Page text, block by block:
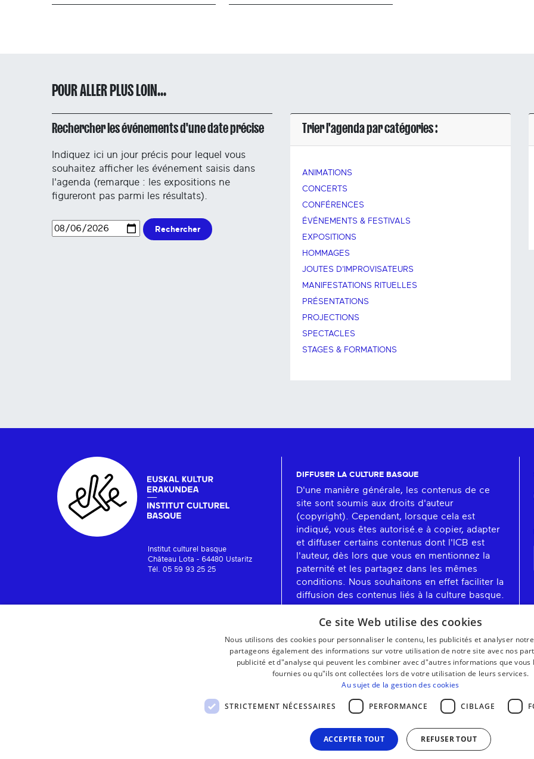
POUR ALLER PLUS LOIN...
Rechercher les événements d'une date précise
Indiquez ici un jour précis pour lequel vous
souhaitez afficher les événement saisis dans
l'agenda (remarque : les expositions ne
figureront pas parmi les résultats).
Rechercher
Trier l'agenda par catégories :
ANIMATIONS
CONCERTS
CONFÉRENCES
ÉVÉNEMENTS & FESTIVALS
EXPOSITIONS
HOMMAGES
JOUTES D'IMPROVISATEURS
MANIFESTATIONS RITUELLES
PRÉSENTATIONS
PROJECTIONS
SPECTACLES
STAGES & FORMATIONS
Institut culturel basque
Château Lota - 64480 Ustaritz
Tél. 05 59 93 25 25
DIFFUSER LA CULTURE BASQUE
D'une manière générale, les contenus de ce
site sont soumis aux droits d'auteur
(copyright). Cependant, lorsque cela est
indiqué, vous êtes autorisé.e à copier, adapter
et diffuser certains contenus dont l'ICB est
l'auteur, dès lors que vous en mentionnez la
paternité et les partagez dans les mêmes
conditions. Nous souhaitons en effet faciliter la
diffusion des contenus liés à la culture basque.
Ce site Web utilise des cookies
Nous utilisons des cookies pour personnaliser le contenu, les publicités et analyser
partageons également des informations sur votre utilisation de notre site avec nos
publicité et d"analyse qui peuvent les combiner avec d"autres informations que vous
fournies ou qu"ils ont collectées lors de votre utilisation de leurs services.
Au sujet de la gestion des cookies
STRICTEMENT NÉCESSAIRES PERFORMANCE CIBLAGE
ACCEPTER TOUT REFUSER TOUT